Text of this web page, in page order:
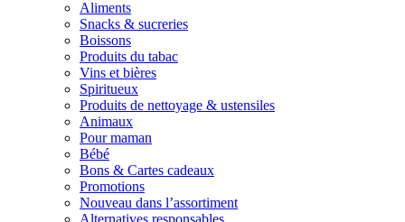
Aliments
Snacks & sucreries
Boissons
Produits du tabac
Vins et bières
Spiritueux
Produits de nettoyage & ustensiles
Animaux
Pour maman
Bébé
Bons & Cartes cadeaux
Promotions
Nouveau dans l’assortiment
Alternatives responsables